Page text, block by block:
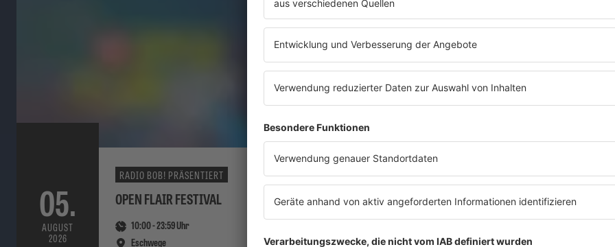
05.
AUGUST
2026
RADIO BOB! PRÄSENTIERT
OPEN FLAIR FESTIVAL
10:00-23:59Uhr
Eschwege
06.
2026
RADIO BOB! PRÄSENTIERT
Party.San Metal Open Air
Schlotheim/Obermehler